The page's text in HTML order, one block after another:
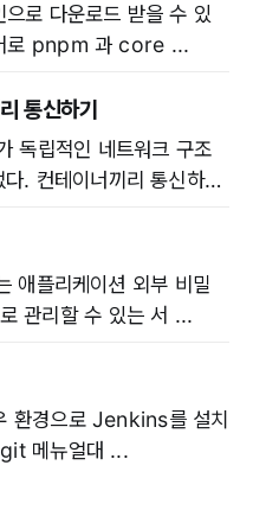
로 다운로드 받을 수 있
어가 있다. 명령어로 pnpm 과 core ...
통신하기
독립적인 네트워크 구조
. 컨테이너끼리 통신하려
플리케이션 외부 비밀
관리할 수 있는 서 ...
경으로 Jenkins를 설치
의 git 메뉴얼대 ...